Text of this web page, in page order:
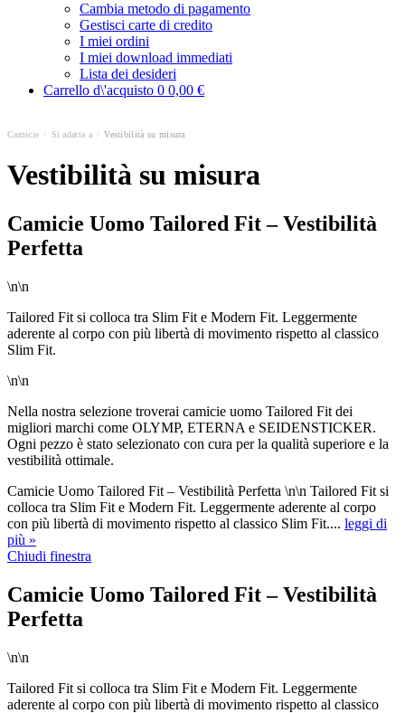
Cambia metodo di pagamento
Gestisci carte di credito
I miei ordini
I miei download immediati
Lista dei desideri
Carrello d\'acquisto 0 0,00 €
Camicie Si adatta a Vestibilità su misura
Vestibilità su misura
Camicie Uomo Tailored Fit – Vestibilità
Perfetta
\n\n
Tailored Fit si colloca tra Slim Fit e Modern Fit. Leggermente
aderente al corpo con più libertà di movimento rispetto al classico
Slim Fit.
\n\n
Nella nostra selezione troverai camicie uomo Tailored Fit dei
migliori marchi come OLYMP, ETERNA e SEIDENSTICKER.
Ogni pezzo è stato selezionato con cura per la qualità superiore e la
vestibilità ottimale.
Camicie Uomo Tailored Fit – Vestibilità Perfetta \n\n Tailored Fit si
colloca tra Slim Fit e Modern Fit. Leggermente aderente al corpo
con più libertà di movimento rispetto al classico Slim Fit.... leggi di
più »
Chiudi finestra
Camicie Uomo Tailored Fit – Vestibilità
Perfetta
\n\n
Tailored Fit si colloca tra Slim Fit e Modern Fit. Leggermente
aderente al corpo con più libertà di movimento rispetto al classico